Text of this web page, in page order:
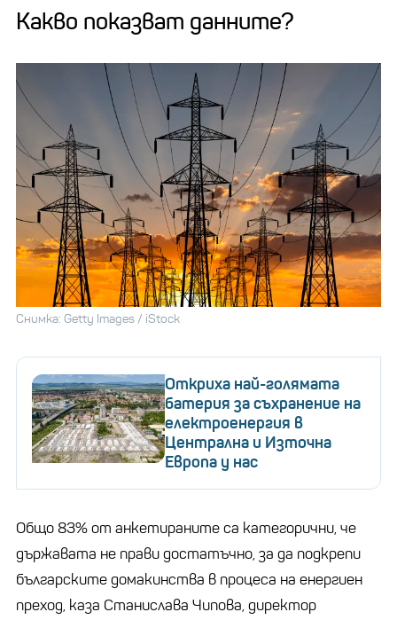
Какво показват данните?
Снимка: Getty Images / iStock
Откриха най-голямата
батерия за съхранение на
електроенергия в
Централна и Източна
Европа у нас
Общо 83% от анкетираните са категорични, че
държавата не прави достатъчно, за да подкрепи
българските домакинства в процеса на енергиен
преход, каза Станислава Чипова, директор